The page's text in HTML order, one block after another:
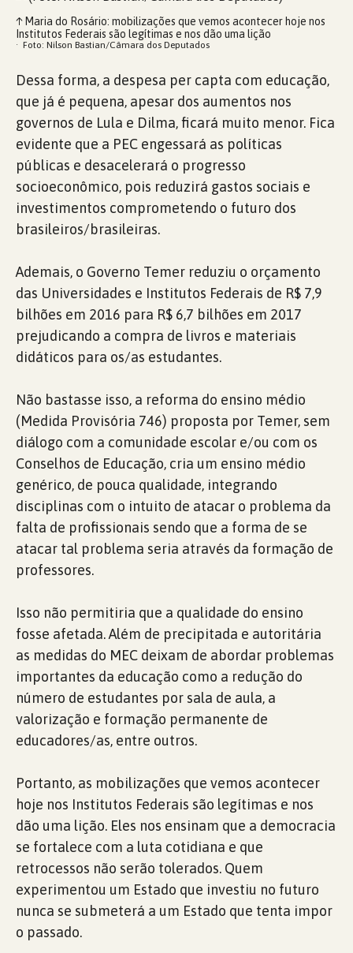
↑Maria do Rosário: mobilizações que vemos acontecer hoje nos
Institutos Federais são legítimas e nos dão uma lição
Foto: Nilson Bastian/Câmara dos Deputados
Dessa forma, a despesa per capta com educação,
que já é pequena, apesar dos aumentos nos
governos de Lula e Dilma, ficará muito menor. Fica
evidente que a PEC engessará as políticas
públicas e desacelerará o progresso
socioeconômico, pois reduzirá gastos sociais e
investimentos comprometendo o futuro dos
brasileiros/brasileiras.
Ademais, o Governo Temer reduziu o orçamento
das Universidades e Institutos Federais de R$ 7,9
bilhões em 2016 para R$ 6,7 bilhões em 2017
prejudicando a compra de livros e materiais
didáticos para os/as estudantes.
Não bastasse isso, a reforma do ensino médio
(Medida Provisória 746) proposta por Temer, sem
diálogo com a comunidade escolar e/ou com os
Conselhos de Educação, cria um ensino médio
genérico, de pouca qualidade, integrando
disciplinas com o intuito de atacar o problema da
falta de profissionais sendo que a forma de se
atacar tal problema seria através da formação de
professores.
Isso não permitiria que a qualidade do ensino
fosse afetada. Além de precipitada e autoritária
as medidas do MEC deixam de abordar problemas
importantes da educação como a redução do
número de estudantes por sala de aula, a
valorização e formação permanente de
educadores/as, entre outros.
Portanto, as mobilizações que vemos acontecer
hoje nos Institutos Federais são legítimas e nos
dão uma lição. Eles nos ensinam que a democracia
se fortalece com a luta cotidiana e que
retrocessos não serão tolerados. Quem
experimentou um Estado que investiu no futuro
nunca se submeterá a um Estado que tenta impor
o passado.